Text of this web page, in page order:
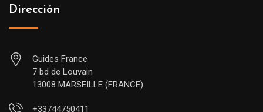
Dirección
Guides France
7 bd de Louvain
13008 MARSEILLE (FRANCE)
+33744750411